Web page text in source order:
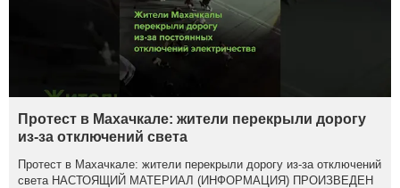
Протест в Махачкале: жители перекрыли дорогу
из-за отключений света
Протест в Махачкале: жители перекрыли дорогу из-за отключений
света НАСТОЯЩИЙ МАТЕРИАЛ (ИНФОРМАЦИЯ) ПРОИЗВЕДЕН